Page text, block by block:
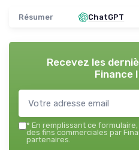
Résumer ChatGPT
Recevez les
Finance
* En remplissant ce formulaire,
des fins commerciales par
partenaires.